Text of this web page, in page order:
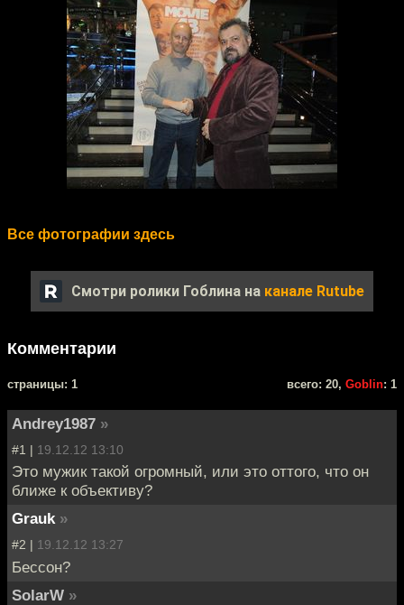
Все фотографии здесь
Смотри ролики Гоблина на канале Rutube
Комментарии
cтраницы: 1 всего: 20, Goblin: 1
Andrey1987 »
#1 | 19.12.12 13:10
Это мужик такой огромный, или это оттого, что он
ближе к объективу?
Grauk »
#2 | 19.12.12 13:27
Бессон?
SolarW »